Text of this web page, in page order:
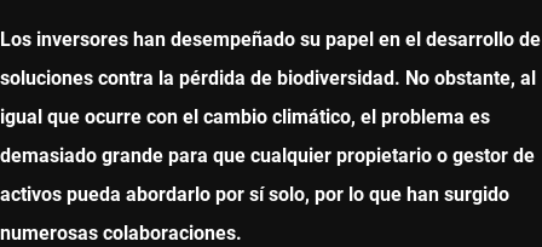
Los inversores han desempeñado su papel en el desarrollo de
soluciones contra la pérdida de biodiversidad. No obstante, al
igual que ocurre con el cambio climático, el problema es
demasiado grande para que cualquier propietario o gestor de
activos pueda abordarlo por sí solo, por lo que han surgido
numerosas colaboraciones.